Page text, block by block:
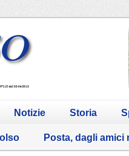
Notizie Storia
Posta, dagli amici